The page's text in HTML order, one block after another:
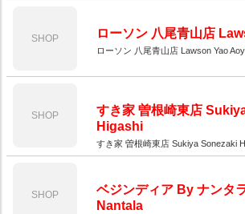
SHOP ローソン 八尾青山店
ローソン 八尾青山店 Lawson Yao
SHOP
すき家 曽根崎東店
Higashi
すき家 曽根崎東店 Sukiya Sonezaki
SHOP
ベジンディア By ナンタ
Nantala